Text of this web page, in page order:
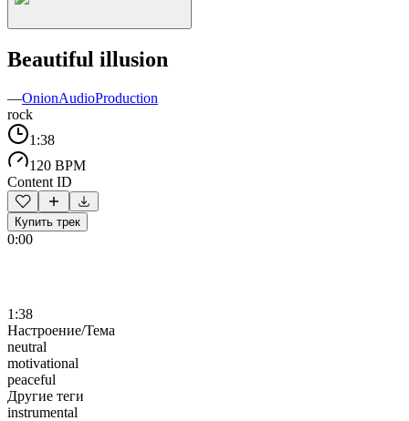
Beautiful illusion
—OnionAudioProduction
rock
1:38
120 BPM
Content ID
Купить трек
0:00
1:38
Настроение/Тема
neutral
motivational
peaceful
Другие теги
instrumental